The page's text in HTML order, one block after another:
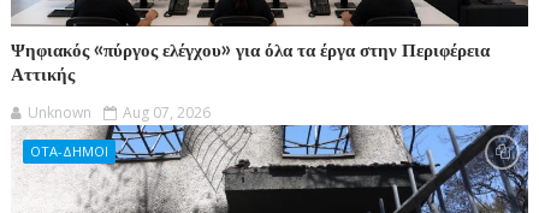
Ψηφιακός «πύργος ελέγχου» για όλα τα έργα στην Περιφέρεια
Αττικής
Unknown Aug 07, 2026
ΟΤΑ-ΔΗΜΟΙ